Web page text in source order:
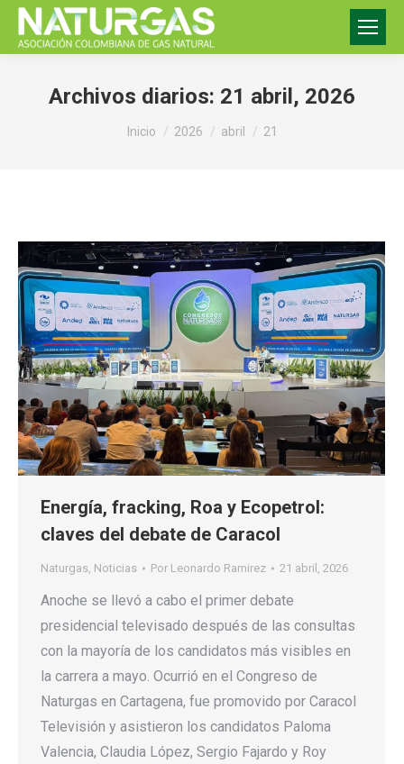
Archivos diarios: 21 abril, 2026
Estás aquí:
Inicio 2026 abril 21
Energía, fracking, Roa y Ecopetrol:
claves del debate de Caracol
Naturgas, Noticias Por Leonardo Ramirez 21 abril, 2026
Anoche se llevó a cabo el primer debate
presidencial televisado después de las consultas
con la mayoría de los candidatos más visibles en
la carrera a mayo. Ocurrió en el Congreso de
Naturgas en Cartagena, fue promovido por Caracol
Televisión y asistieron los candidatos Paloma
Valencia, Claudia López, Sergio Fajardo y Roy